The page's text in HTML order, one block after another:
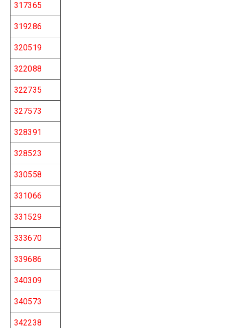
317365
319286
320519
322088
322735
327573
328391
328523
330558
331066
331529
333670
339686
340309
340573
342238